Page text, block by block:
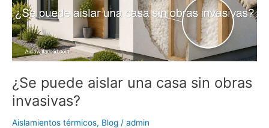
¿Se puede aislar una casa sin obras
invasivas?
Aislamientos térmicos, Blog / admin
obras
invasivas?